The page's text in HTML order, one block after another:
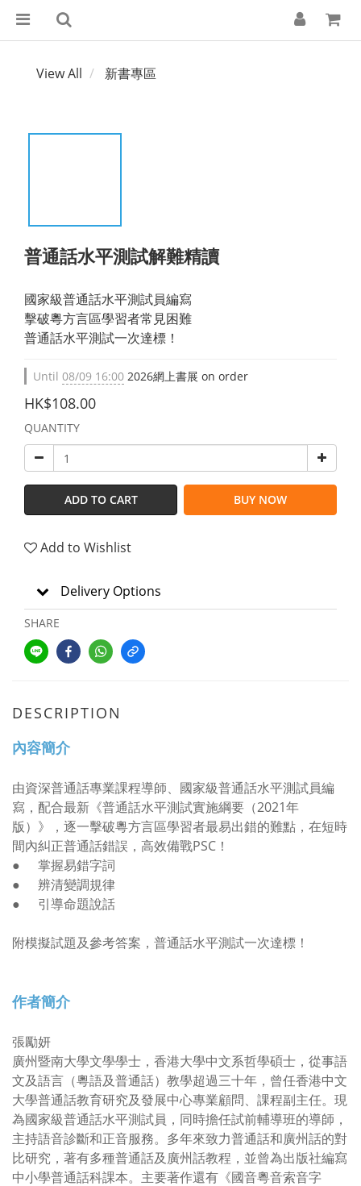
View All 新書專區
普通話水平測試解難精讀
國家級普通話水平測試員編寫
擊破粵方言區學習者常見困難
普通話水平測試一次達標！
Until 08/09 16:00 2026網上書展 on order
HK$108.00
QUANTITY
ADD TO CART BUY NOW
Add to Wishlist
Delivery Options
SHARE
DESCRIPTION
內容簡介
由資深普通話專業課程導師、國家級普通話水平測試員編
寫，配合最新《普通話水平測試實施綱要（2021年
版）》，逐一擊破粵方言區學習者最易出錯的難點，在短時
間內糾正普通話錯誤，高效備戰PSC！
●
掌握易錯字詞
●
辨清變調規律
●
引導命題說話
附模擬試題及參考答案，普通話水平測試一次達標！
作者簡介
張勵妍
廣州暨南大學文學學士，香港大學中文系哲學碩士，從事語
文及語言（粵語及普通話）教學超過三十年，曾任香港中文
大學普通話教育研究及發展中心專業顧問、課程副主任。現
為國家級普通話水平測試員，同時擔任試前輔導班的導師，
主持語音診斷和正音服務。多年來致力普通話和廣州話的對
比研究，著有多種普通話及廣州話教程，並曾為出版社編寫
中小學普通話科課本。主要著作還有《國音粵音索音字